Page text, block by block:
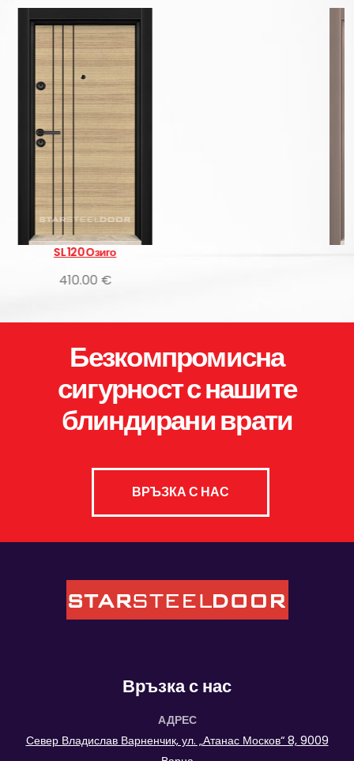
Безкомпромисна
сигурност с нашите
блиндирани врати
ВРЪЗКА С НАС
Връзка с нас
АДРЕС
Север Владислав Варненчик, ул. „Атанас Москов“ 8, 9009